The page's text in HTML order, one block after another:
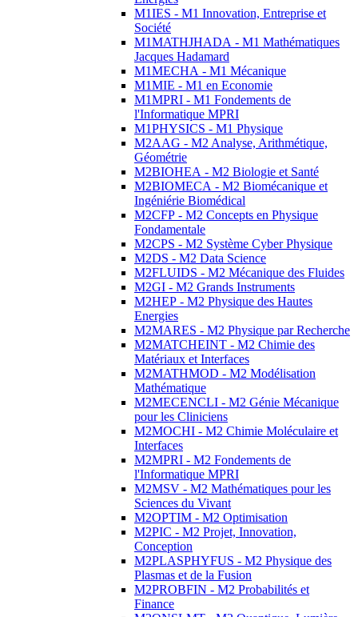
M1IES - M1 Innovation, Entreprise et
Société
M1MATHJHADA - M1 Mathématiques
Jacques Hadamard
M1MECHA - M1 Mécanique
M1MIE - M1 en Economie
M1MPRI - M1 Fondements de
l'Informatique MPRI
M1PHYSICS - M1 Physique
M2AAG - M2 Analyse, Arithmétique,
Géométrie
M2BIOHEA - M2 Biologie et Santé
M2BIOMECA - M2 Biomécanique et
Ingéniérie Biomédical
M2CFP - M2 Concepts en Physique
Fondamentale
M2CPS - M2 Système Cyber Physique
M2DS - M2 Data Science
M2FLUIDS - M2 Mécanique des Fluides
M2GI - M2 Grands Instruments
M2HEP - M2 Physique des Hautes
Energies
M2MARES - M2 Physique par Recherche
M2MATCHEINT - M2 Chimie des
Matériaux et Interfaces
M2MATHMOD - M2 Modélisation
Mathématique
M2MECENCLI - M2 Génie Mécanique
pour les Cliniciens
M2MOCHI - M2 Chimie Moléculaire et
Interfaces
M2MPRI - M2 Fondements de
l'Informatique MPRI
M2MSV - M2 Mathématiques pour les
Sciences du Vivant
M2OPTIM - M2 Optimisation
M2PIC - M2 Projet, Innovation,
Conception
M2PLASPHYFUS - M2 Physique des
Plasmas et de la Fusion
M2PROBFIN - M2 Probabilités et
Finance